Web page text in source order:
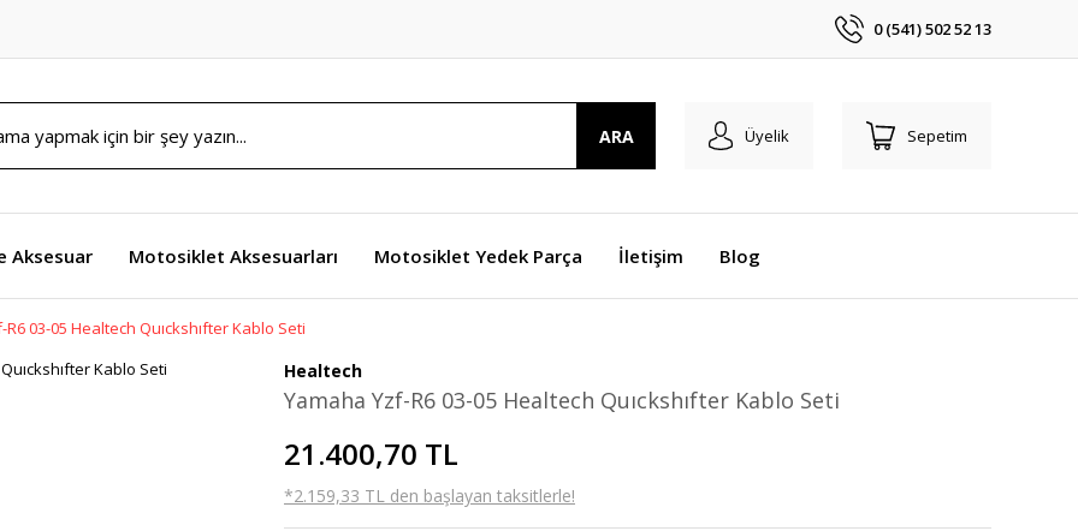
0 (541) 502 52 13
ARA Üyelik Sepetim
Aksesuar Motosiklet Aksesuarları Motosiklet Yedek Parça İletişim Blog
03-05 Healtech Quıckshıfter Kablo Seti
Healtech
Yamaha Yzf-R6 03-05 Healtech Quıckshıfter Kablo Seti
21.400,70 TL
*2.159,33 TL den başlayan taksitlerle!